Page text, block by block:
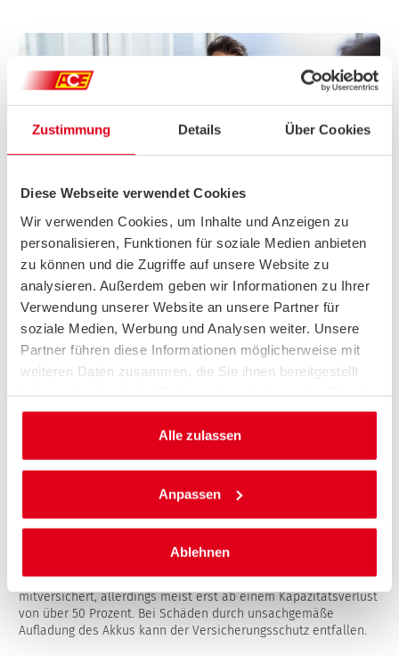
Zustimmung Details Über Cookies
Diese Webseite verwendet Cookies
Wir verwenden Cookies, um Inhalte und Anzeigen zu
personalisieren, Funktionen für soziale Medien anbieten
zu können und die Zugriffe auf unsere Website zu
analysieren. Außerdem geben wir Informationen zu Ihrer
Verwendung unserer Website an unsere Partner für
soziale Medien, Werbung und Analysen weiter. Unsere
Partner führen diese Informationen möglicherweise mit
weiteren Daten zusammen, die Sie ihnen bereitgestellt
gesammelt haben.
Alle zulassen
Anpassen
Ablehnen
EXPERTENBERATUNG: SO FINDEN SIE DIE BESTE E-
BIKE-VERSICHERUNG
Der Vollschutz für Fahrräder und E-Bikes boomt. Es gibt viele
Angebote und einen scharfen Preis- und
Leistungswettbewerb.
Wer sich im Versicherungsdschungel
orientieren möchte, sollte sich fachlich beraten lassen. Gute
Vergleichsangebote finden sich bei Versicherungsmaklern
WICHTIGE TIPPS RUND UM DIE E-
BIKE-VERSICHERUNG
Verschleiß mitversichert: Was wird bei der E-Bike-Versicherung
Vielfach ist Verschleiß am Rad mitversichert, ausgenommen
Reifen und Bremsen. Grundsätzlich gibt es jedoch
Pedelec bzw. E-Bike ist auch der Verschleiß des Akkus
mitversichert, allerdings meist erst ab einem Kapazitätsverlust
von über 50 Prozent. Bei Schäden durch unsachgemäße
Aufladung des Akkus kann der Versicherungsschutz entfallen.